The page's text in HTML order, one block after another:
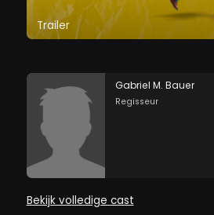
Trailer
Gabriel M. Bauer
Regisseur
Bekijk volledige cast